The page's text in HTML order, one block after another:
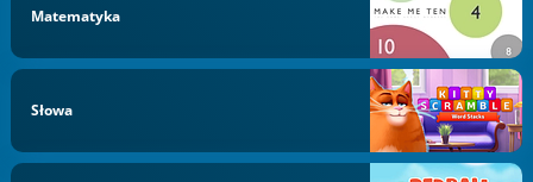
Matematyka
Słowa